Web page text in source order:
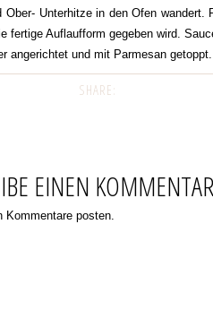
Unterhitze in den Ofen wandert.
fertige Auflaufform gegeben wird.
angerichtet und mit Parmesan
SHARE:
EINEN KOMMENTAR
Kommentare posten.